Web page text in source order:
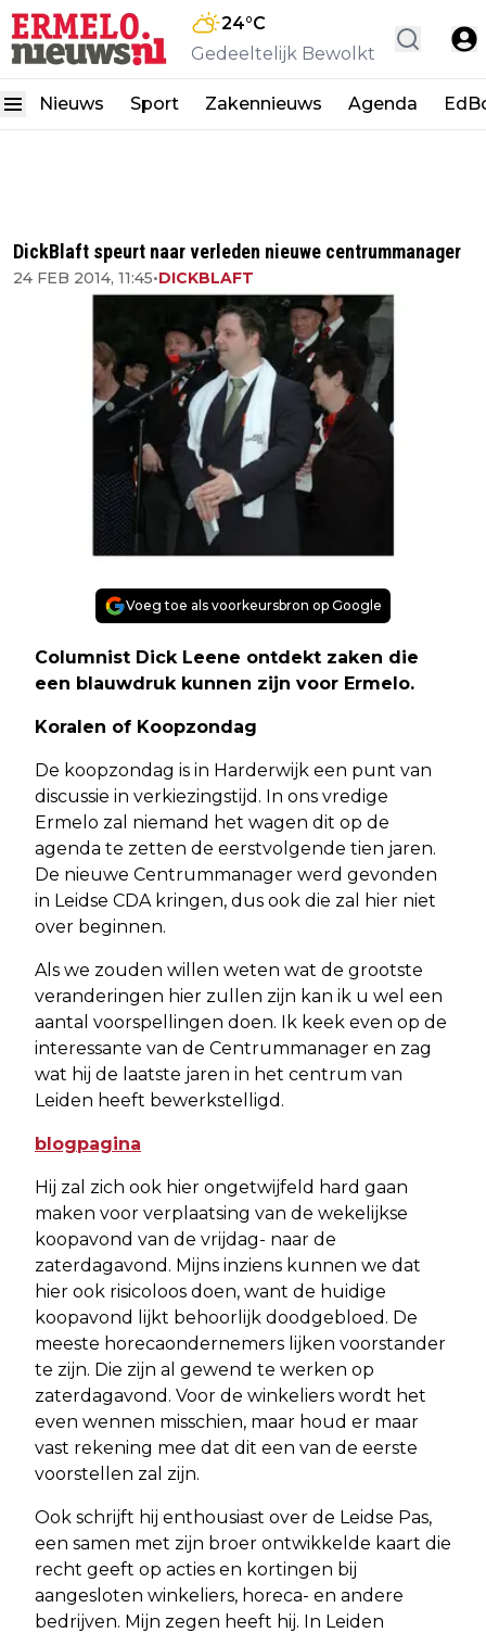
24°C
Gedeeltelijk Bewolkt
Nieuws Sport Zakennieuws Agenda
DickBlaft speurt naar verleden nieuwe centrummanager
24 FEB 2014, 11:45•DICKBLAFT
Voeg toe als voorkeursbron op Google
Columnist Dick Leene ontdekt zaken die
een blauwdruk kunnen zijn voor Ermelo.
Koralen of Koopzondag
De koopzondag is in Harderwijk een punt van
discussie in verkiezingstijd. In ons vredige
Ermelo zal niemand het wagen dit op de
agenda te zetten de eerstvolgende tien jaren.
De nieuwe Centrummanager werd gevonden
in Leidse CDA kringen, dus ook die zal hier niet
over beginnen.
Als we zouden willen weten wat de grootste
veranderingen hier zullen zijn kan ik u wel een
aantal voorspellingen doen. Ik keek even op de
interessante van de Centrummanager en zag
wat hij de laatste jaren in het centrum van
Leiden heeft bewerkstelligd.
blogpagina
Hij zal zich ook hier ongetwijfeld hard gaan
maken voor verplaatsing van de wekelijkse
koopavond van de vrijdag- naar de
zaterdagavond. Mijns inziens kunnen we dat
hier ook risicoloos doen, want de huidige
koopavond lijkt behoorlijk doodgebloed. De
meeste horecaondernemers lijken voorstander
te zijn. Die zijn al gewend te werken op
zaterdagavond. Voor de winkeliers wordt het
even wennen misschien, maar houd er maar
vast rekening mee dat dit een van de eerste
voorstellen zal zijn.
Ook schrijft hij enthousiast over de Leidse Pas,
een samen met zijn broer ontwikkelde kaart die
recht geeft op acties en kortingen bij
aangesloten winkeliers, horeca- en andere
bedrijven. Mijn zegen heeft hij. In Leiden